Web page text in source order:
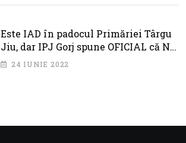
Este IAD în padocul Primăriei Târgu
Jiu, dar IPJ Gorj spune OFICIAL că NU
SUNT PROBLEME!
24 IUNIE 2022